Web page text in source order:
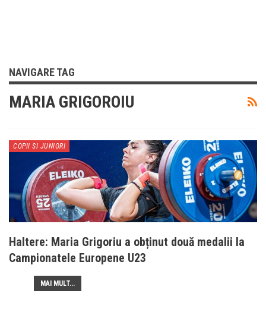
NAVIGARE TAG
MARIA GRIGOROIU
COPII SI JUNIORI
Haltere: Maria Grigoriu a obținut două medalii la
Campionatele Europene U23
MAI MULT...